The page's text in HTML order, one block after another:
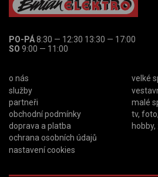
PO-PÁ8:30 — 12:30 13:30 — 17:00
SO 9:00 — 11:00
o nás
služby
partneři
obchodní podmínky
doprava a platba
ochrana osobních údajů
nastavení cookies
velké
malé
tv,